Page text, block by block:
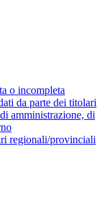
o incompleta
da parte dei titolari
amministrazione, di
regionali/provinciali